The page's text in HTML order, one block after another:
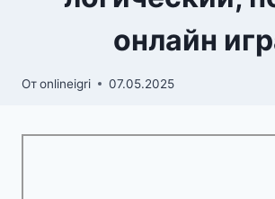
онлайн
Отonlineigri 07.05.2025